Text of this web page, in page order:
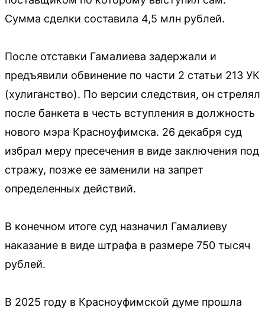
Сумма сделки составила 4,5 млн рублей.
После отставки Гамалиева задержали и
предъявили обвинение по части 2 статьи 213 УК
(хулиганство). По версии следствия, он стрелял
после банкета в честь вступления в должность
нового мэра Красноуфимска. 26 декабря суд
избрал меру пресечения в виде заключения под
стражу, позже ее заменили на запрет
определенных действий.
В конечном итоге суд назначил Гамалиеву
наказание в виде штрафа в размере 750 тысяч
рублей.
В 2025 году в Красноуфимской думе прошла